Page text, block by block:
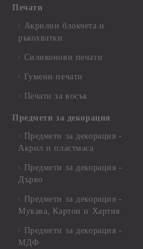
Печати
Акрилни блокчета и
ръкохватки
Силиконови печати
Гумени печати
Печати за восък
Предмети за декорация
Предмети за декорация -
Акрил и пластмаса
Предмети за декорация -
Дърво
Предмети за декорация -
Мукава, Картон и Хартия
Предмети за декорация -
МДФ